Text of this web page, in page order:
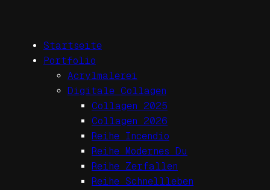
Startseite
Portfolio
Acrylmalerei
Digitale Collagen
Collagen 2025
Collagen 2026
Reihe Incendio
Reihe Modernes Du
Reihe Zerfallen
Reihe Schnellleben